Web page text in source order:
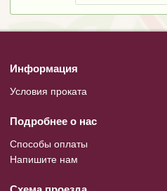
Информация
Условия проката
Подробнее о нас
Способы оплаты
Напишите нам